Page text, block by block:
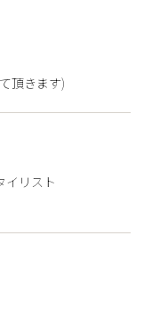
頂きます)
イリスト